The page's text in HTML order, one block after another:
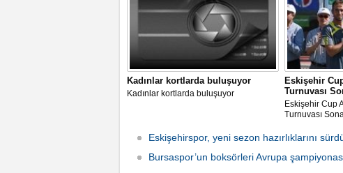
Kadınlar kortlarda buluşuyor
Kadınlar kortlarda buluşuyor
Eskişehir
Turnuvası
Eskişehir Cup
Turnuvası
Eskişehirspor, yeni sezon hazırlıklarını
Bursaspor’un boksörleri Avrupa